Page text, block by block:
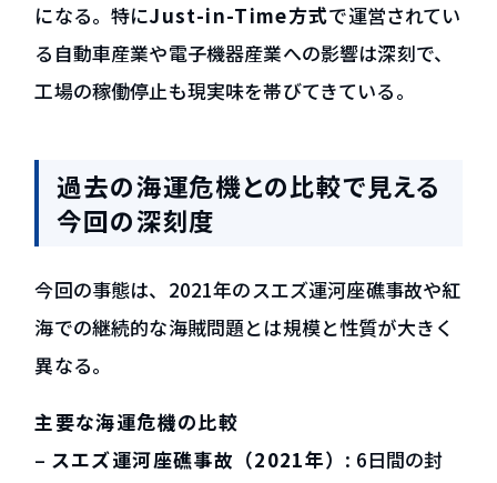
になる。特にJust-in-Time方式で運営されてい
る自動車産業や電子機器産業への影響は深刻で、
工場の稼働停止も現実味を帯びてきている。
過去の海運危機との比較で見える
今回の深刻度
今回の事態は、2021年のスエズ運河座礁事故や紅
海での継続的な海賊問題とは規模と性質が大きく
異なる。
主要な海運危機の比較
– スエズ運河座礁事故（2021年） : 6日間の封